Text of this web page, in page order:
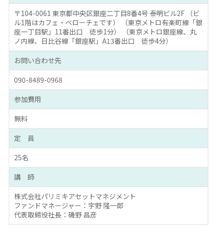
〒104-0061 東京都中央区銀座二丁目8番4号 泰明ビル2F （ビ
ル1階はカフェ・ベローチェです） （東京メトロ有楽町線「銀
座一丁目駅」11番出口 徒歩1分） （東京メトロ銀座線、丸
ノ内線、日比谷線「銀座駅」A13番出口 徒歩4分）
お問い合わせ先
090-8489-0968
参加費用
無料
定 員
25名
講 師
株式会社パリミキアセットマネジメント
ファンドマネージャー：宇野 隆一郎
代表取締役社長：磯野 昌彦